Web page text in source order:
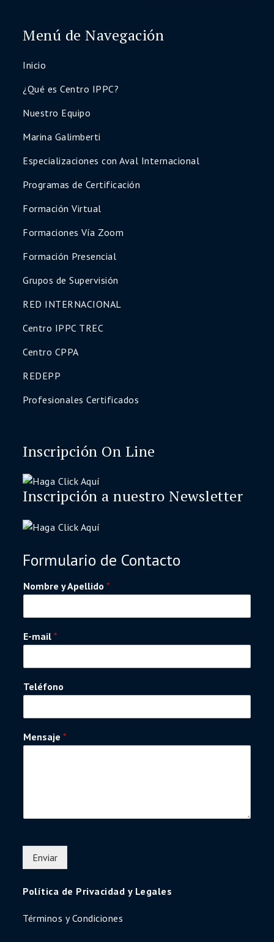
Menú de Navegación
Inicio
¿Qué es Centro IPPC?
Nuestro Equipo
Marina Galimberti
Especializaciones con Aval Internacional
Programas de Certificación
Formación Virtual
Formaciones Vía Zoom
Formación Presencial
Grupos de Supervisión
RED INTERNACIONAL
Centro IPPC TREC
Centro CPPA
REDEPP
Profesionales Certificados
Inscripción On Line
Inscripción a nuestro Newsletter
Formulario de Contacto
Nombre y Apellido*
E-mail*
Teléfono
Mensaje*
Enviar
Política de Privacidad y Legales
Términos y Condiciones